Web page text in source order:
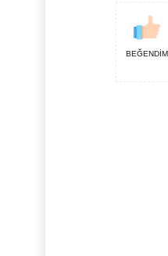
BEĞENDİM